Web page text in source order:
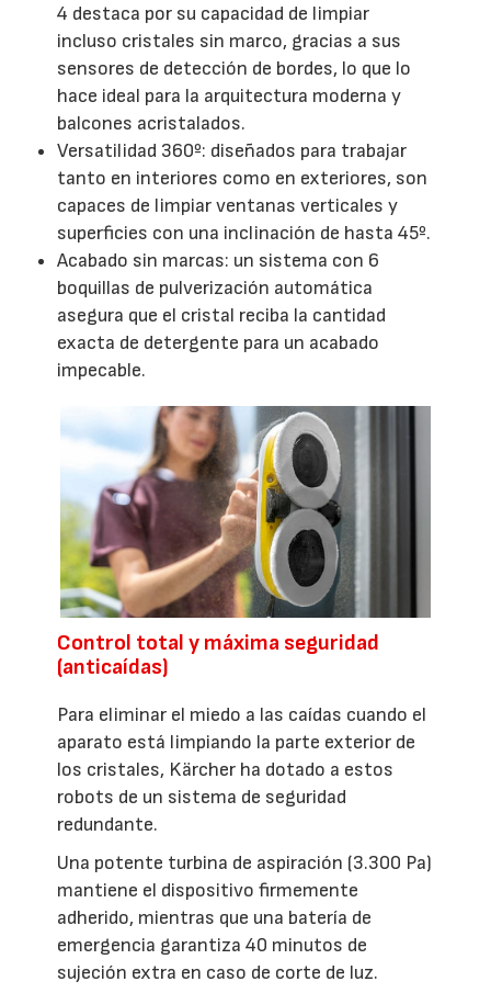
4 destaca por su capacidad de limpiar
incluso cristales sin marco, gracias a sus
sensores de detección de bordes, lo que lo
hace ideal para la arquitectura moderna y
balcones acristalados.
Versatilidad 360º: diseñados para trabajar
tanto en interiores como en exteriores, son
capaces de limpiar ventanas verticales y
superficies con una inclinación de hasta 45º.
Acabado sin marcas: un sistema con 6
boquillas de pulverización automática
asegura que el cristal reciba la cantidad
exacta de detergente para un acabado
impecable.
Control total y máxima seguridad
(anticaídas)
Para eliminar el miedo a las caídas cuando el
aparato está limpiando la parte exterior de
los cristales, Kärcher ha dotado a estos
robots de un sistema de seguridad
redundante.
Una potente turbina de aspiración (3.300 Pa)
mantiene el dispositivo firmemente
adherido, mientras que una batería de
emergencia garantiza 40 minutos de
sujeción extra en caso de corte de luz.